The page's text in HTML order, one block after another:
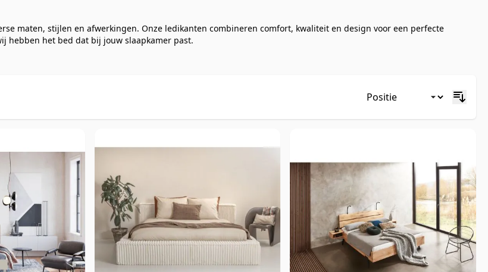
maten, stijlen en afwerkingen. Onze ledikanten combineren comfort, kwaliteit en design voor een perfecte
hebben het bed dat bij jouw slaapkamer past.